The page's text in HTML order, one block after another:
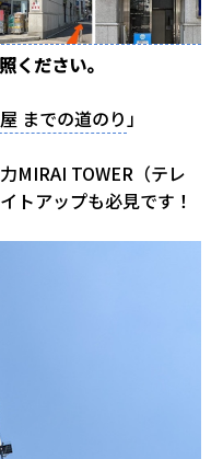
ください。
までの道のり」
MIRAI TOWER（テレ
トアップも必見です！